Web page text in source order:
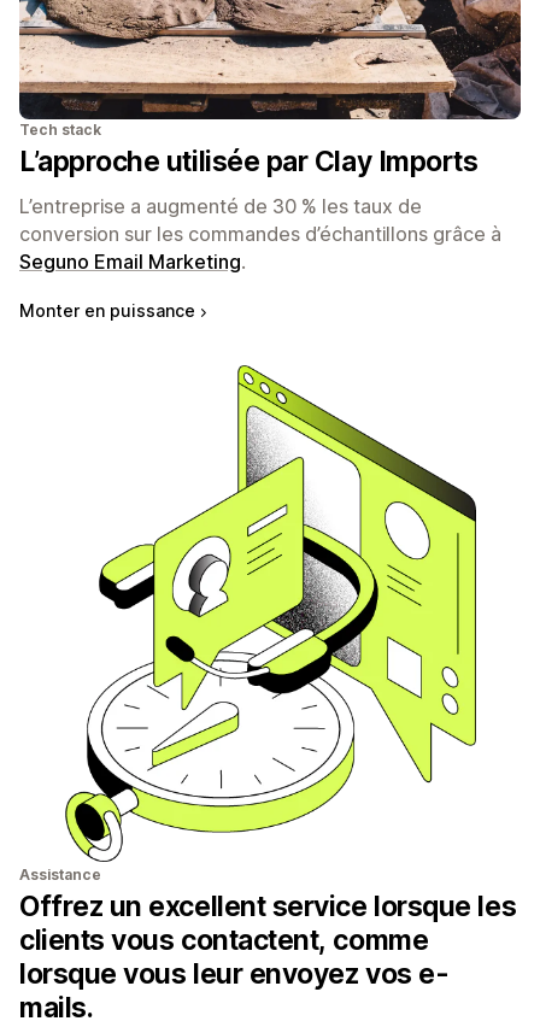
Tech stack
L’approche utilisée par Clay Imports
L’entreprise a augmenté de 30 % les taux de
conversion sur les commandes d’échantillons grâce à
Seguno Email Marketing.
Monter en puissance
Assistance
Offrez un excellent service lorsque les
clients vous contactent, comme
lorsque vous leur envoyez vos e-
mails.